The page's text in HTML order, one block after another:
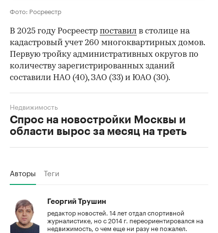
Фото: Росреестр
В 2025 году Росреестр поставил в столице на
кадастровый учет 260 многоквартирных домов.
Первую тройку административных округов по
количеству зарегистрированных зданий
составили НАО (40), ЗАО (33) и ЮАО (30).
Спрос на новостройки Москвы и
области вырос за месяц на треть
Недвижимость
Авторы Теги
Георгий Трушин
редактор новостей. 14 лет отдал спортивной
журналистике, но с 2014 г. переориентировался на
недвижимость, о чем еще ни разу не пожалел.